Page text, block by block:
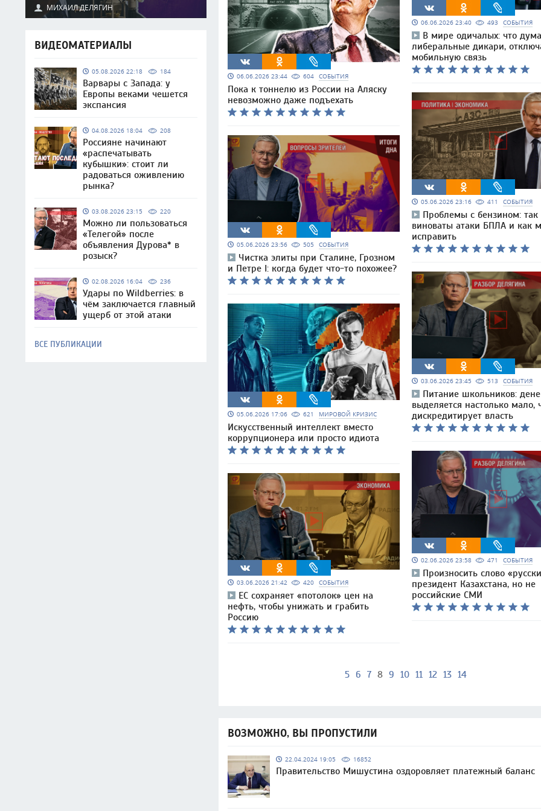
МИХАИЛ ДЕЛЯГИН
ВИДЕОМАТЕРИАЛЫ
05.08.2026 22:18 184
Варвары с Запада: у
Европы веками чешется
экспансия
04.08.2026 18:04 208
Россияне начинают
«распечатывать
кубышки»: стоит ли
радоваться оживлению
рынка?
03.08.2026 23:15 220
Можно ли пользоваться
«Телегой» после
объявления Дурова* в
розыск?
02.08.2026 16:04 236
Удары по Wildberries: в
чём заключается главный
ущерб от этой атаки
ВСЕ ПУБЛИКАЦИИ
06.06.2026 23:44 604 СОБЫТИЯ
Пока к тоннелю из России на Аляску
невозможно даже подъехать
05.06.2026 23:56 505 СОБЫТИЯ
Чистка элиты при Сталине, Грозном
и Петре I: когда будет что-то похожее?
05.06.2026 17:06 621 МИРОВОЙ КРИЗИС
Искусственный интеллект вместо
коррупционера или просто идиота
03.06.2026 21:42 420 СОБЫТИЯ
ЕС сохраняет «потолок» цен на
нефть, чтобы унижать и грабить
Россию
06.06.2026 23:40 493 СОБЫТИЯ
В мире одичалых: что
либеральные дикари,
мобильную связь
05.06.2026 23:16 411 СОБЫТИЯ
Проблемы с бензином:
виноваты атаки БПЛА и как
исправить
03.06.2026 23:45 513 СОБЫТИЯ
Питание школьников:
выделяется настолько мало,
дискредитирует власть
02.06.2026 23:58 471 СОБЫТИЯ
Произносить слово
президент Казахстана, но не
российские СМИ
5 6 7 8 9 10 11 12 13 14
ВОЗМОЖНО, ВЫ ПРОПУСТИЛИ
22.04.2024 19:05 16852
Правительство Мишустина оздоровляет платежный баланс